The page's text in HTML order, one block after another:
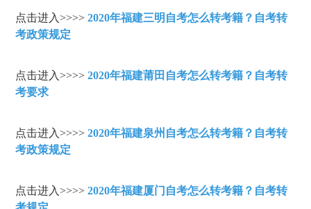
点击进入>>>>2020年福建三明自考怎么转考籍？自考转
考政策规定
点击进入>>>>2020年福建莆田自考怎么转考籍？自考转
考要求
点击进入>>>>2020年福建泉州自考怎么转考籍？自考转
考政策规定
点击进入>>>>2020年福建厦门自考怎么转考籍？自考转